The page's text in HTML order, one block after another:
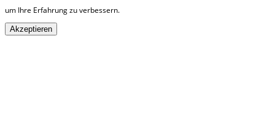
um Ihre Erfahrung zu verbessern.
Akzeptieren